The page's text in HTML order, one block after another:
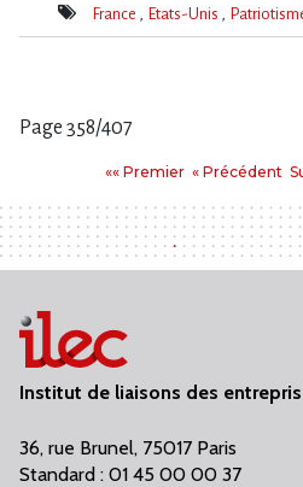
Mot(s)-
France Etats-Unis
Page 358/407
«« PremierPremier
« Précédent
Institut de liaisons des
36, rue Brunel, 75017 Paris
Standard : 01 45 00 00 37